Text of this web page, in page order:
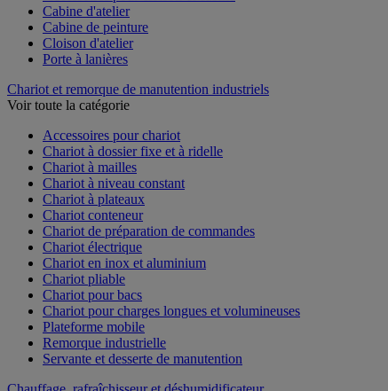
Accessoires pour cloison et cabine
Cabine d'atelier
Cabine de peinture
Cloison d'atelier
Chariot et remorque de manutention industriels
Accessoires pour chariot
Chariot à dossier fixe et à ridelle
Chariot à mailles
Chariot à niveau constant
Chariot à plateaux
Chariot conteneur
Chariot de préparation de commandes
Chariot électrique
Chariot en inox et aluminium
Chariot pliable
Chariot pour bacs
Chariot pour charges longues et volumineuses
Plateforme mobile
Remorque industrielle